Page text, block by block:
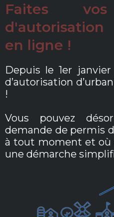
Faites vos
en ligne !
Depuis le 1er
d’autorisation
!
Vous pouvez
demande de permis
à tout moment et où
une démarche